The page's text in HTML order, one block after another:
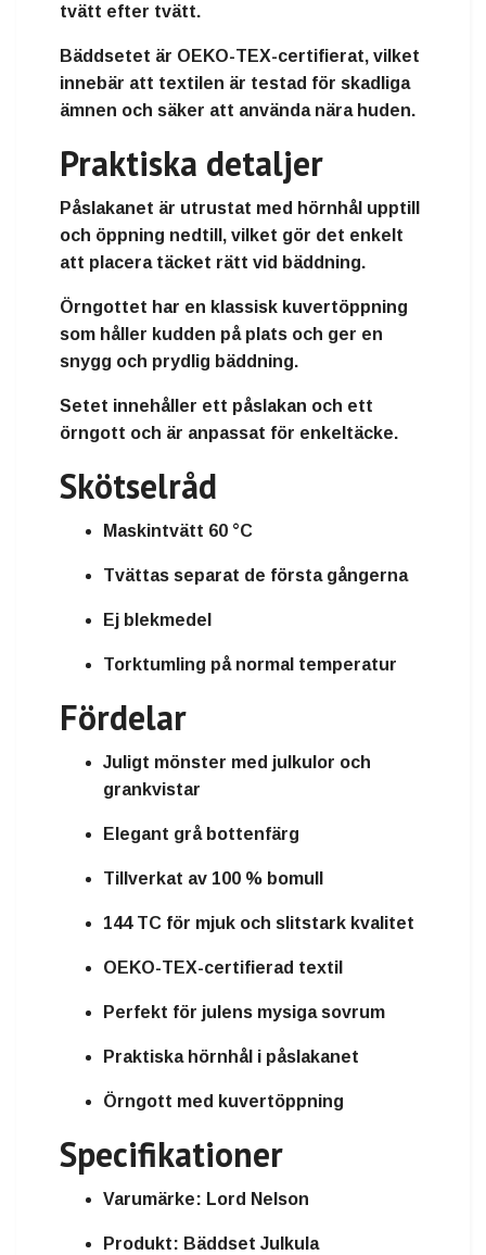
tvätt efter tvätt.
Bäddsetet är OEKO-TEX-certifierat, vilket
innebär att textilen är testad för skadliga
ämnen och säker att använda nära huden.
Praktiska detaljer
Påslakanet är utrustat med hörnhål upptill
och öppning nedtill, vilket gör det enkelt
att placera täcket rätt vid bäddning.
Örngottet har en klassisk kuvertöppning
som håller kudden på plats och ger en
snygg och prydlig bäddning.
Setet innehåller ett påslakan och ett
örngott och är anpassat för enkeltäcke.
Skötselråd
Maskintvätt 60 °C
Tvättas separat de första gångerna
Ej blekmedel
Torktumling på normal temperatur
Fördelar
Juligt mönster med julkulor och
grankvistar
Elegant grå bottenfärg
Tillverkat av 100 % bomull
144 TC för mjuk och slitstark kvalitet
OEKO-TEX-certifierad textil
Perfekt för julens mysiga sovrum
Praktiska hörnhål i påslakanet
Örngott med kuvertöppning
Specifikationer
Varumärke: Lord Nelson
Produkt: Bäddset Julkula